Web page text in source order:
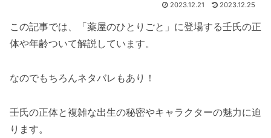
2023.12.21 2023.12.25
この記事では、「薬屋のひとりごと」に登場する壬氏の正
体や年齢ついて解説しています。
なのでもちろんネタバレもあり！
壬氏の正体と複雑な出生の秘密やキャラクターの魅力に迫
ります。